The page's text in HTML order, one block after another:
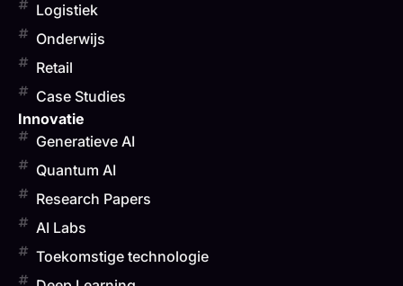
Logistiek
Onderwijs
Retail
Case Studies
Innovatie
Generatieve AI
Quantum AI
Research Papers
AI Labs
Toekomstige technologie